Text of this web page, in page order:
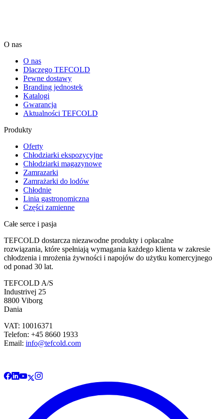
O nas
O nas
Dlaczego TEFCOLD
Pewne dostawy
Branding jednostek
Katalogi
Gwarancja
Aktualności TEFCOLD
Produkty
Oferty
Chłodziarki ekspozycyjne
Chłodziarki magazynowe
Zamrazarki
Zamrażarki do lodów
Chłodnie
Linia gastronomiczna
Części zamienne
Całe serce i pasja
TEFCOLD dostarcza niezawodne produkty i opłacalne
rozwiązania, które spełniają wymagania każdego klienta w zakresie
chłodzenia i mrożenia żywności i napojów do użytku komercyjnego
od ponad 30 lat.
TEFCOLD A/S
Industrivej 25
8800 Viborg
Dania
VAT: 10016371
Telefon: +45 8660 1933
Email: info@tefcold.com